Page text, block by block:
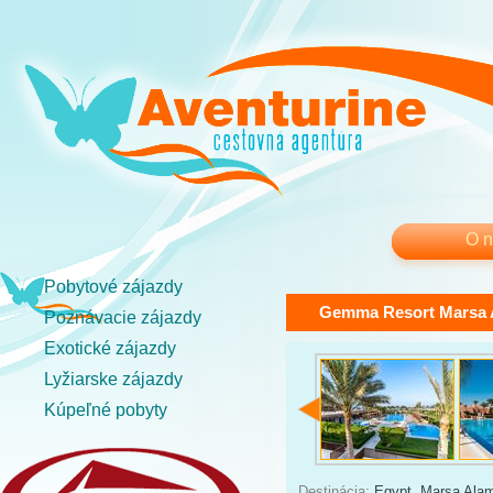
O
Pobytové zájazdy
Poznávacie zájazdy
Exotické zájazdy
Lyžiarske zájazdy
Kúpeľné pobyty
Gemma Resort Marsa